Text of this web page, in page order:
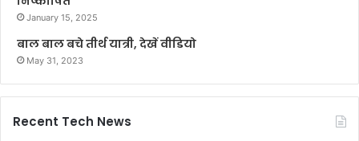
January 15, 2025
बाल बाल बचे तीर्थ यात्री, देखें वीडियो
May 31, 2023
Recent Tech News